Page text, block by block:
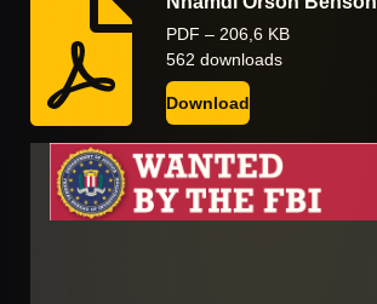
PDF – 206,6 KB
562 downloads
Download